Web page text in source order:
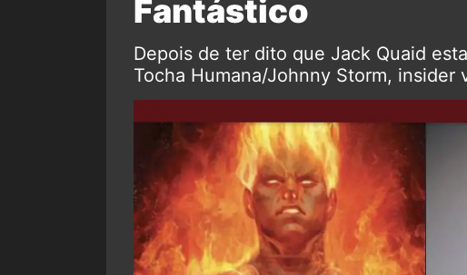
Fantástico
Depois de ter dito que Jack Quaid
Tocha Humana/Johnny Storm, insider